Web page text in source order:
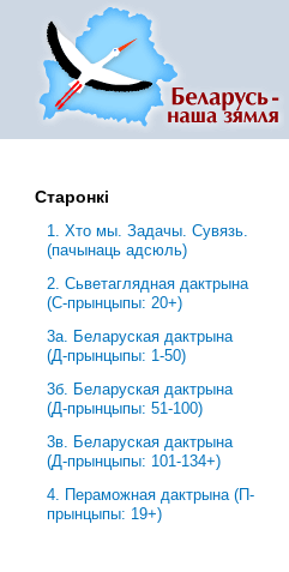
Старонкі
1. Хто мы. Задачы. Сувязь.
(пачынаць адсюль)
2. Сьветаглядная дактрына
(С-прынцыпы: 20+)
3a. Беларуская дактрына
(Д-прынцыпы: 1-50)
3б. Беларуская дактрына
(Д-прынцыпы: 51-100)
3в. Беларуская дактрына
(Д-прынцыпы: 101-134+)
4. Пераможная дактрына (П-
прынцыпы: 19+)